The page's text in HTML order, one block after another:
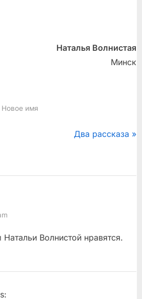
Наталья Волнистая
Минск
Новое имя
N
t
t
Два рассказа
Волнистой нравятся.